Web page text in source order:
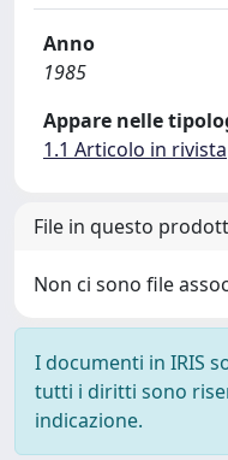
Anno
1985
Appare nelle
1.1 Articolo in rivista
File in questo
Non ci sono file
I documenti in IRIS
tutti i diritti sono
indicazione.